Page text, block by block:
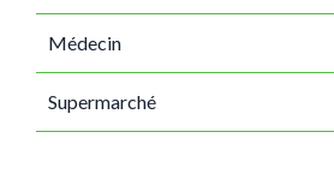
Médecin
Supermarché